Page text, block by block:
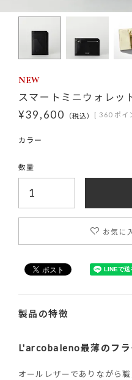
NEW
スマートミニウォレッ
¥39,600 税込 [ 360 ポイ
お気に
製品の特徴
L'arcobaleno最薄のフラ
オールレザーでありながら